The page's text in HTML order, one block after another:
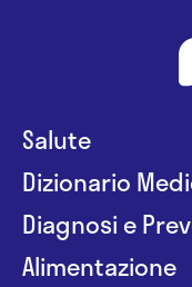
Salute
Dizionario
Diagnosi e
Alimentazione